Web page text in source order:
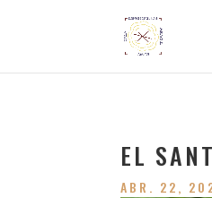
EL
ABR. 22,